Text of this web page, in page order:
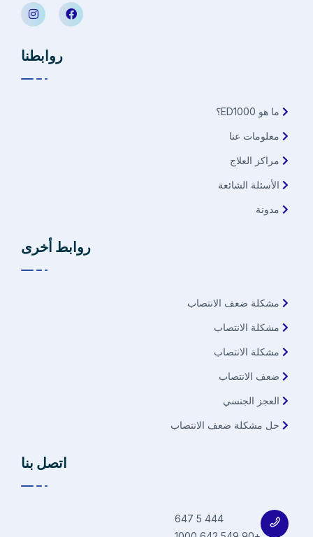
روابطنا
ما هو ED1000؟
معلومات عنا
مراكز العلاج
الأسئلة الشائعة
مدونة
روابط أخرى
مشكلة ضعف الانتصاب
مشكلة الانتصاب
مشكلة الانتصاب
ضعف الانتصاب
العجز الجنسي
حل مشكلة ضعف الانتصاب
اتصل بنا